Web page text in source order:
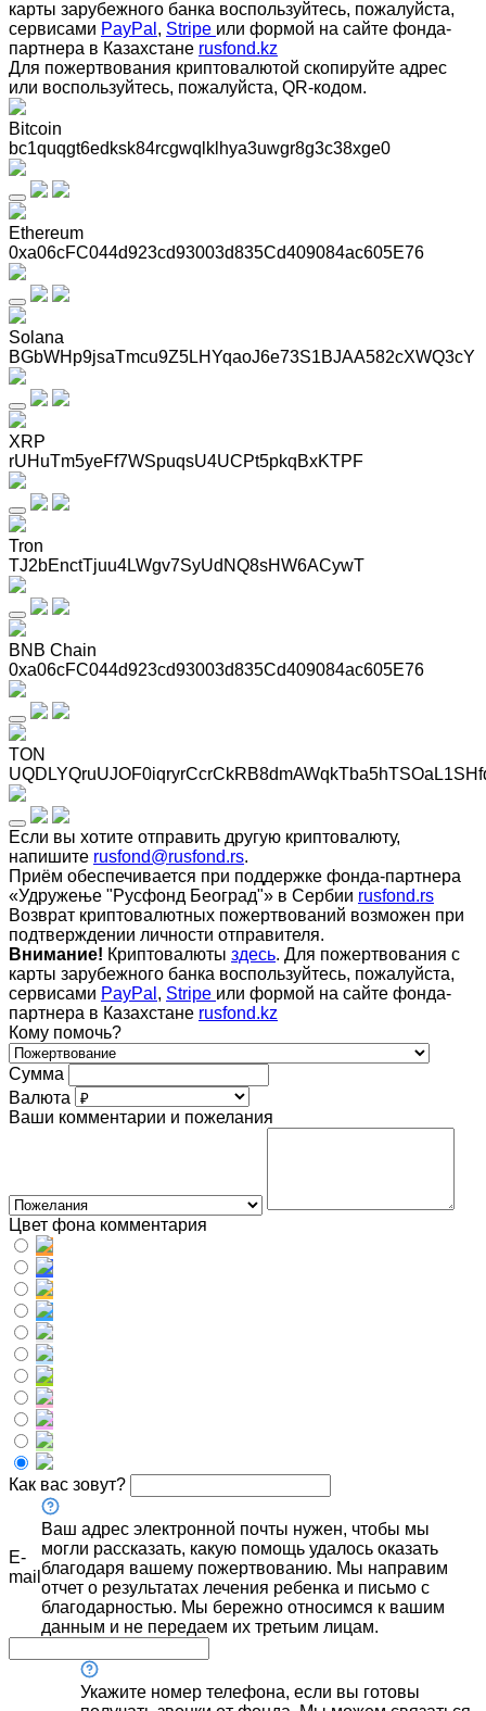
карты зарубежного банка воспользуйтесь, пожалуйста,
сервисами PayPal , Stripe или формой на сайте фонда-
партнера в Казахстане rusfond.kz
Для пожертвования криптовалютой скопируйте адрес
или воспользуйтесь, пожалуйста, QR-кодом.
Bitcoin
bc1quqgt6edksk84rcgwqlklhya3uwgr8g3c38xge0
Ethereum
0xa06cFC044d923cd93003d835Cd409084ac605E76
Solana
BGbWHp9jsaTmcu9Z5LHYqaoJ6e73S1BJAA582cXWQ3cY
XRP
rUHuTm5yeFf7WSpuqsU4UCPt5pkqBxKTPF
Tron
TJ2bEnctTjuu4LWgv7SyUdNQ8sHW6ACywT
BNB Chain
0xa06cFC044d923cd93003d835Cd409084ac605E76
TON
Если вы хотите отправить другую криптовалюту,
напишите rusfond@rusfond.rs.
Приём обеспечивается при поддержке фонда-партнера
«Удружење "Русфонд Београд"» в Сербии rusfond.rs
Возврат криптовалютных пожертвований возможен при
подтверждении личности отправителя.
Внимание! Криптовалюты здесь. Для пожертвования с
карты зарубежного банка воспользуйтесь, пожалуйста,
сервисами PayPal , Stripe или формой на сайте фонда-
партнера в Казахстане rusfond.kz
Кому помочь?
Сумма
Валюта
Ваши комментарии и пожелания
Цвет фона комментария
Как вас зовут?
E-
mail
Ваш адрес электронной почты нужен, чтобы мы
могли рассказать, какую помощь удалось оказать
благодаря вашему пожертвованию. Мы направим
отчет о результатах лечения ребенка и письмо с
благодарностью. Мы бережно относимся к вашим
данным и не передаем их третьим лицам.
Укажите номер телефона, если вы готовы